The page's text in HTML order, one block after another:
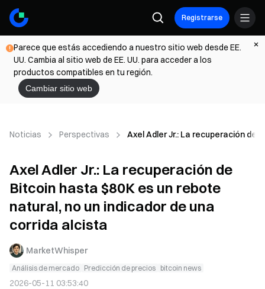
Registrarse
Parece que estás accediendo a nuestro sitio web desde EE.
UU. Cambia al sitio web de EE. UU. para acceder a los
productos compatibles en tu región.
Cambiar sitio web
Noticias Perspectivas Axel Adler Jr.: La recuperación de
Axel Adler Jr.: La recuperación de
Bitcoin hasta $80K es un rebote
natural, no un indicador de una
corrida alcista
MarketWhisper
Análisis de mercado Predicción de precios bitcoin news
2026-05-11 03:53:40